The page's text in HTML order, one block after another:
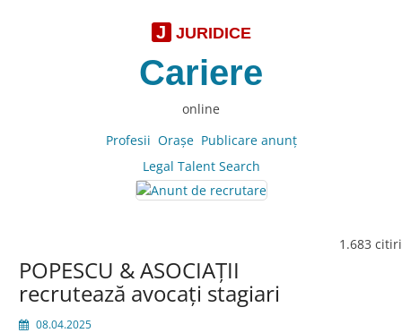
J JURIDICE
Cariere
online
Profesii Oraşe Publicare anunţ
Legal Talent Search
1.683 citiri
POPESCU & ASOCIAŢII
recrutează avocaţi stagiari
08.04.2025